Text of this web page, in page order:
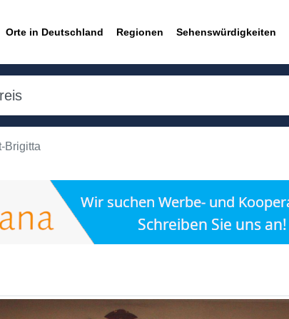
Orte in Deutschland Regionen Sehenswürdigkeiten
Brigitta